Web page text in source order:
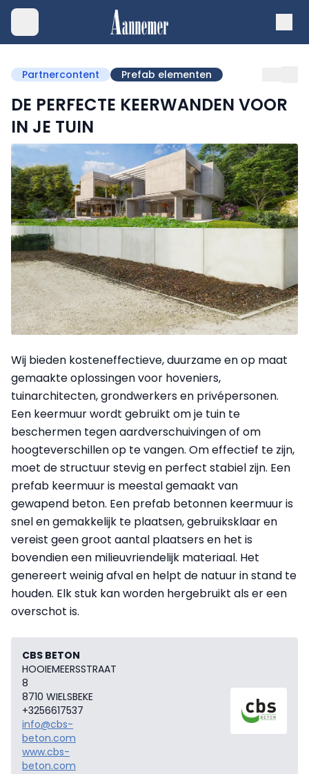
Partnercontent Prefab elementen
DE PERFECTE KEERWANDEN VOOR
IN JE TUIN
Wij bieden kosteneffectieve, duurzame en op maat
gemaakte oplossingen voor hoveniers,
tuinarchitecten, grondwerkers en privépersonen.
Een keermuur wordt gebruikt om je tuin te
beschermen tegen aardverschuivingen of om
hoogteverschillen op te vangen. Om effectief te zijn,
moet de structuur stevig en perfect stabiel zijn. Een
prefab keermuur is meestal gemaakt van
gewapend beton. Een prefab betonnen keermuur is
snel en gemakkelijk te plaatsen, gebruiksklaar en
vereist geen groot aantal plaatsers en het is
bovendien een milieuvriendelijk materiaal. Het
genereert weinig afval en helpt de natuur in stand te
houden. Elk stuk kan worden hergebruikt als er een
overschot is.
CBS BETON
HOOIEMEERSSTRAAT
8
8710 WIELSBEKE
+3256617537
info@cbs-
beton.com
www.cbs-
beton.com